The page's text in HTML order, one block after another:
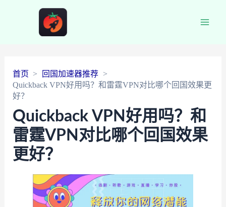
首页
回国加速器推荐
Quickback VPN好用吗？和雷霆VPN对比哪个回国效果更
好？
Quickback VPN好用吗？和
雷霆VPN对比哪个回国效果
更好？